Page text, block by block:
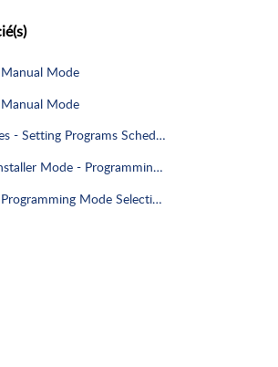
Mode
Mode
RT510 Series - Setting Programs Schedules
RT510RF Installer Mode - Programming Mode Selection
RT510RF - Programming Mode Selection (Installer Mode)